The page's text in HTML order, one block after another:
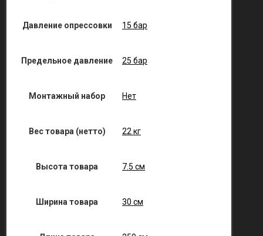
Давление опрессовки 15 бар
Предельное давление 25 бар
Монтажный набор Нет
Вес товара (нетто) 22 кг
Высота товара 7.5 см
Ширина товара 30 см